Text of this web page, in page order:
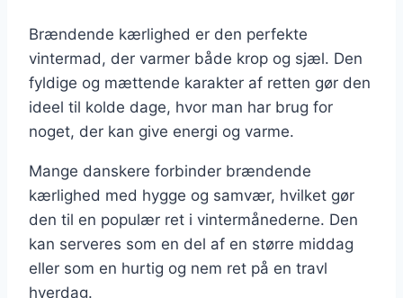
Brændende kærlighed er den perfekte
vintermad, der varmer både krop og sjæl. Den
fyldige og mættende karakter af retten gør den
ideel til kolde dage, hvor man har brug for
noget, der kan give energi og varme.
Mange danskere forbinder brændende
kærlighed med hygge og samvær, hvilket gør
den til en populær ret i vintermånederne. Den
kan serveres som en del af en større middag
eller som en hurtig og nem ret på en travl
hverdag.